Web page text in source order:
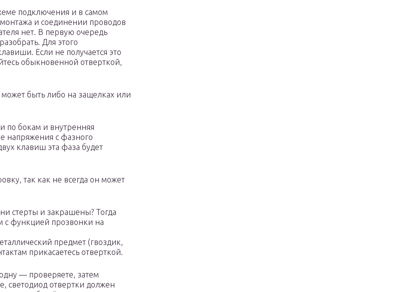
подключения и в самом
монтажа и соединении проводов
нет. В первую очередь
Для этого
Если не получается это
обыкновенной отверткой,
быть либо на защелках или
по бокам и внутренняя
напряжения с фазного
клавиш эта фаза будет
так как не всегда он может
стерты и закрашены? Тогда
с функцией прозвонки на
предмет (гвоздик,
прикасаетесь отверткой.
— проверяете, затем
светодиод отвертки должен